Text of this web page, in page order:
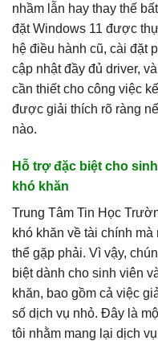
nhầm lẫn hay thay thế
đặt Windows 11 được
hệ điều hành cũ, cài đặt
cập nhật đầy đủ driver,
cần thiết cho công việc
được giải thích rõ ràng
nào.
Hỗ trợ đặc biệt cho
khó khăn
Trung Tâm Tin Học
khó khăn về tài chính
thể gặp phải. Vì vậy,
biệt dành cho sinh viên
khăn, bao gồm cả việc
số dịch vụ nhỏ. Đây là
tôi nhằm mang lại dịch